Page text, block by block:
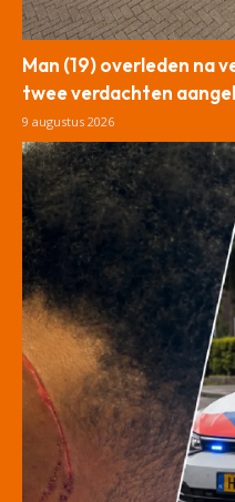
Man (19) overleden na
twee verdachten
9 augustus 2026